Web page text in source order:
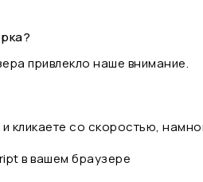
привлекло наше внимание.
кликаете со скоростью,
в вашем браузере